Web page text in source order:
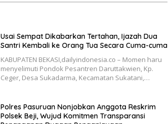
Usai Sempat Dikabarkan Tertahan, Ijazah Dua
Santri Kembali ke Orang Tua Secara Cuma-cuma
KABUPATEN BEKASI,dailyindonesia.co – Momen haru
menyelimuti Pondok Pesantren Daruttakwien, Kp.
Ceger, Desa Sukadarma, Kecamatan Sukatani,…
Polres Pasuruan Nonjobkan Anggota Reskrim
Polsek Beji, Wujud Komitmen Transparansi